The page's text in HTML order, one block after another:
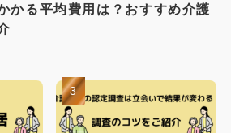
かる平均費用は？おすすめ介護